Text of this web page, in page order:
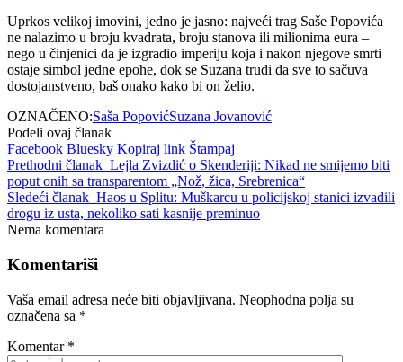
Uprkos velikoj imovini, jedno je jasno: najveći trag Saše Popovića
ne nalazimo u broju kvadrata, broju stanova ili milionima eura –
nego u činjenici da je izgradio imperiju koja i nakon njegove smrti
ostaje simbol jedne epohe, dok se Suzana trudi da sve to sačuva
dostojanstveno, baš onako kako bi on želio.
OZNAČENO:Saša PopovićSuzana Jovanović
Podeli ovaj članak
Facebook Bluesky Kopiraj link Štampaj
Prethodni članak Lejla Zvizdić o Skenderiji: Nikad ne smijemo biti
poput onih sa transparentom „Nož, žica, Srebrenica“
Sledeći članak Haos u Splitu: Muškarcu u policijskoj stanici izvadili
drogu iz usta, nekoliko sati kasnije preminuo
Nema komentara
Komentariši
Vaša email adresa neće biti objavljivana. Neophodna polja su
označena sa *
Komentar *